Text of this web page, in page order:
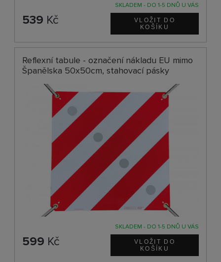
SKLADEM - DO 1-5 DNŮ U VÁS
539 Kč
Reflexní tabule - označení nákladu EU mimo
Španělska 50x50cm, stahovací pásky
SKLADEM - DO 1-5 DNŮ U VÁS
599 Kč